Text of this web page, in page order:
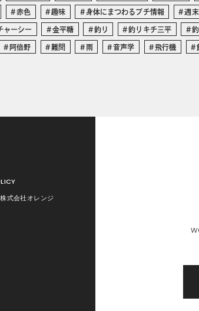
赤色 趣味 身体にまつわるプチ情報 週
ャーシー 金平糖 釣り 釣りキチ三平
阿倍野 難問 雨 音声学 飛行機
式会社オレンジ